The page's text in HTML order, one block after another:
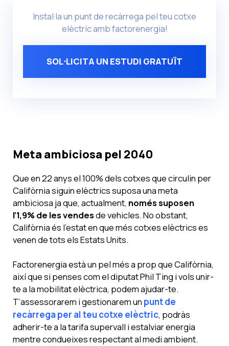
Instal·la un punt de recàrrega pel teu cotxe
elèctric amb factorenergia!
SOL⋅LICITA UN ESTUDI GRATUÏT
Meta ambiciosa pel 2040
Que en 22 anys el 100% dels cotxes que circulin per
Califòrnia siguin elèctrics suposa una meta
ambiciosa ja que, actualment, només suposen
l’1,9% de les vendesde vehicles. No obstant,
Califòrnia és l’estat en que més cotxes elèctrics es
venen de tots els Estats Units.
Factorenergia està un pel més a prop que Califòrnia,
així que si penses com el diputat Phil Ting i vols unir-
te a la mobilitat elèctrica, podem ajudar-te.
T’assessorarem i gestionarem un punt de
recàrrega per al teu cotxe elèctric, podràs
adherir-te a la tarifa supervall i estalviar energia
mentre condueixes respectant al medi ambient.